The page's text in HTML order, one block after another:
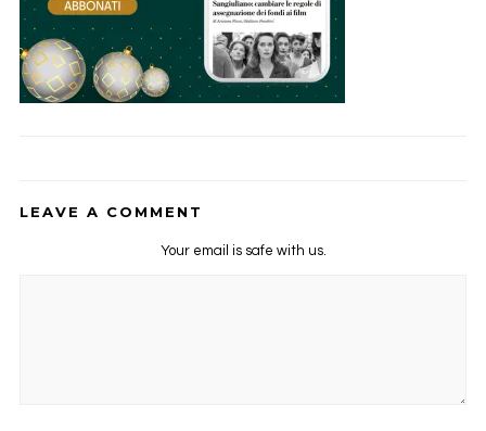
LEAVE A COMMENT
Your email is safe with us.